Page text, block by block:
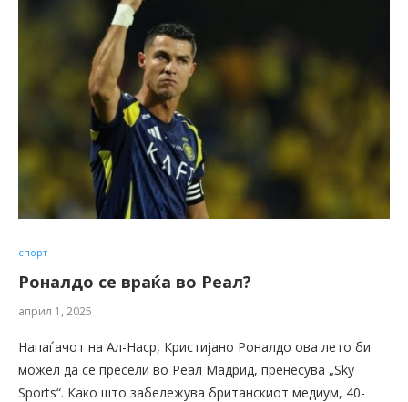
спорт
Роналдо се враќа во Реал?
април 1, 2025
Напаѓачот на Ал-Наср, Кристијано Роналдо ова лето би
можел да се пресели во Реал Мадрид, пренесува „Sky
Sports“. Како што забележува британскиот медиум, 40-